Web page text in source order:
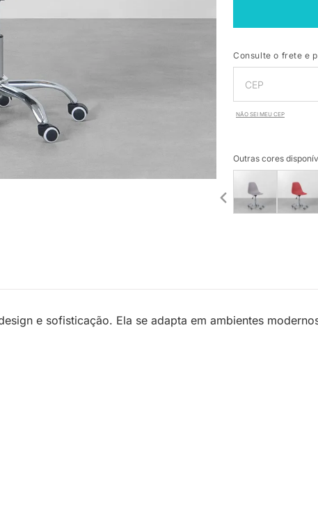
Consulte o frete e
NÃO SEI MEU CEP
Outras cores
e sofisticação. Ela se adapta em ambientes